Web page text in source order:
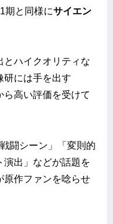
期と同様にサイエン
とハイクオリティな
研には手を出す
ら高い評価を受けて
闘シーン」「変則的
演出」などが話題を
原作ファンを唸らせ